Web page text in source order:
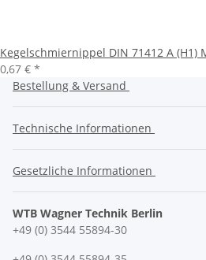
Kegelschmiernippel DIN 71412 A (H1)
0,67 € *
Bestellung & Versand
Technische Informationen
Gesetzliche Informationen
WTB Wagner Technik Berlin
+49 (0) 3544 55894-30